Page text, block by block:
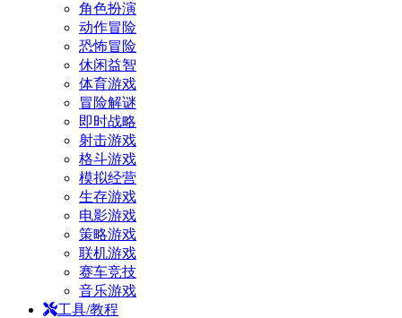
角色扮演
动作冒险
恐怖冒险
休闲益智
体育游戏
冒险解谜
即时战略
射击游戏
格斗游戏
模拟经营
生存游戏
电影游戏
策略游戏
联机游戏
赛车竞技
音乐游戏
工具/教程